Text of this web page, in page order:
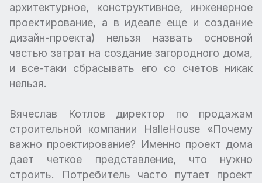
архитектурное, конструктивное, инженерное
проектирование, а в идеале еще и создание
дизайн-проекта) нельзя назвать основной
частью затрат на создание загородного дома,
и все-таки сбрасывать его со счетов никак
нельзя.
Вячеслав Котлов директор по продажам
строительной компании HalleHouse «Почему
важно проектирование? Именно проект дома
дает четкое представление, что нужно
строить. Потребитель часто путает проект